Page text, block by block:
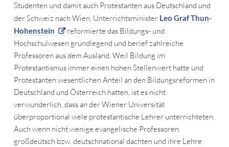
Studenten und damit auch Protestanten aus Deutschland und
der Schweiz nach Wien. Unterrichtsminister Leo Graf Thun-
Hohenstein
reformierte das Bildungs- und
Hochschulwesen grundlegend und berief zahlreiche
Professoren aus dem Ausland. Weil Bildung im
Protestantismus immer einen hohen Stellenwert hatte und
Protestanten wesentlichen Anteil an den Bildungsreformen in
Deutschland und Österreich hatten, ist es nicht
verwunderlich, dass an der Wiener Universität
überproportional viele protestantische Lehrer unterrichteten.
Auch wenn nicht wenige evangelische Professoren
großdeutsch bzw. deutschnational dachten und ihre Lehre